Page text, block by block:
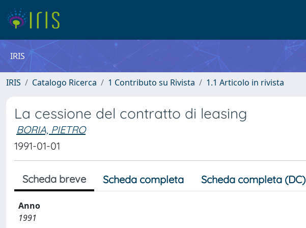
IRIS
IRIS Catalogo Ricerca 1 Contributo su Rivista 1.1 Articolo in rivista
La cessione del contratto di leasing
BORIA, PIETRO
1991-01-01
Scheda breve Scheda completa Scheda completa (DC)
Anno
1991